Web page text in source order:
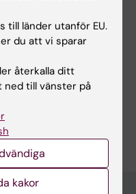
utforskar nya
Hör av dig!
till länder utanför EU.
du att vi sparar
återkalla ditt
ned till vänster på
kakor